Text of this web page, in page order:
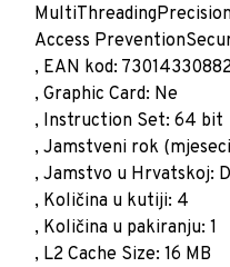
Access
, EAN kod:
, Graphic Card: Ne
, Instruction Set: 64 bit
, Jamstveni rok
, Jamstvo u Hrvatskoj:
, Količina u kutiji: 4
, Količina u pakiranju: 1
, L2 Cache Size: 16 MB